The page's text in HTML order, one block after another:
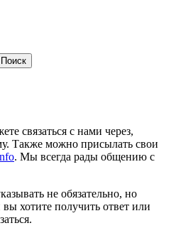
связаться с нами через,
Также можно присылать свои
. Мы всегда рады общению с
не обязательно, но
хотите получить ответ или